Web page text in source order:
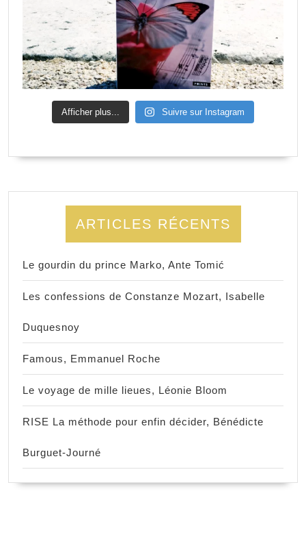
Afficher plus... Suivre sur Instagram
ARTICLES RÉCENTS
Le gourdin du prince Marko, Ante Tomić
Les confessions de Constanze Mozart, Isabelle
Duquesnoy
Famous, Emmanuel Roche
Le voyage de mille lieues, Léonie Bloom
RISE La méthode pour enfin décider, Bénédicte
Burguet-Journé